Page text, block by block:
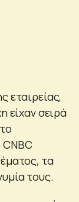
εταιρείας,
είχαν σειρά
τα
τους.